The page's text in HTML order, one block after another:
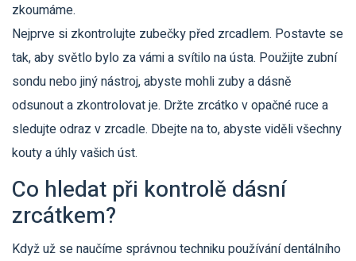
zkoumáme.
Nejprve si zkontrolujte zubečky před zrcadlem. Postavte se
tak, aby světlo bylo za vámi a svítilo na ústa. Použijte zubní
sondu nebo jiný nástroj, abyste mohli zuby a dásně
odsunout a zkontrolovat je. Držte zrcátko v opačné ruce a
sledujte odraz v zrcadle. Dbejte na to, abyste viděli všechny
kouty a úhly vašich úst.
Co hledat při kontrolě dásní
zrcátkem?
Když už se naučíme správnou techniku používání dentálního